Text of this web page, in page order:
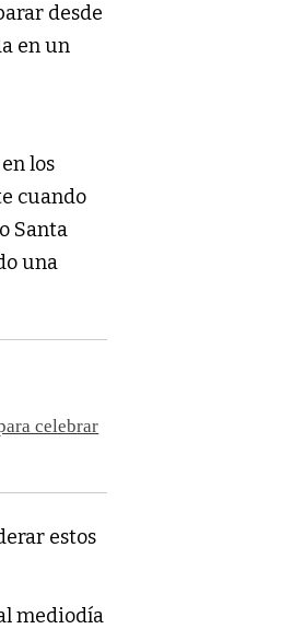
desde
en un
los
cuando
Santa
una
celebrar
estos
mediodía